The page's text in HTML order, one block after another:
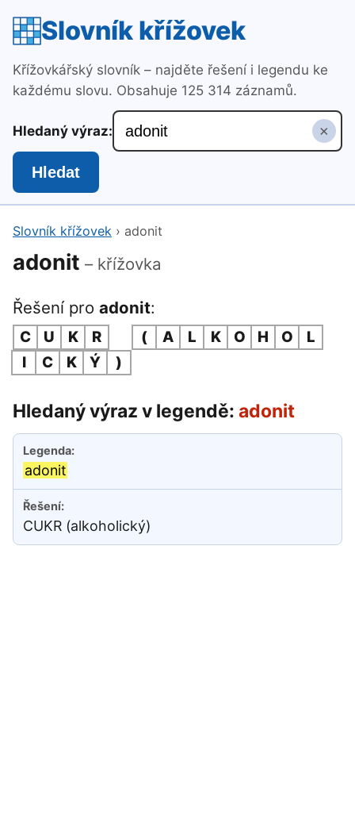
Slovník křížovek
Křížovkářský slovník – najděte řešení i legendu ke
každému slovu. Obsahuje 125 314 záznamů.
Hledaný výraz: ×
Hledat
Slovník křížovek › adonit
adonit – křížovka
Řešení pro adonit:
C U K R ( A L K O H O
L
I
C K Ý )
Hledaný výraz v legendě: adonit
adonit
CUKR (alkoholický)